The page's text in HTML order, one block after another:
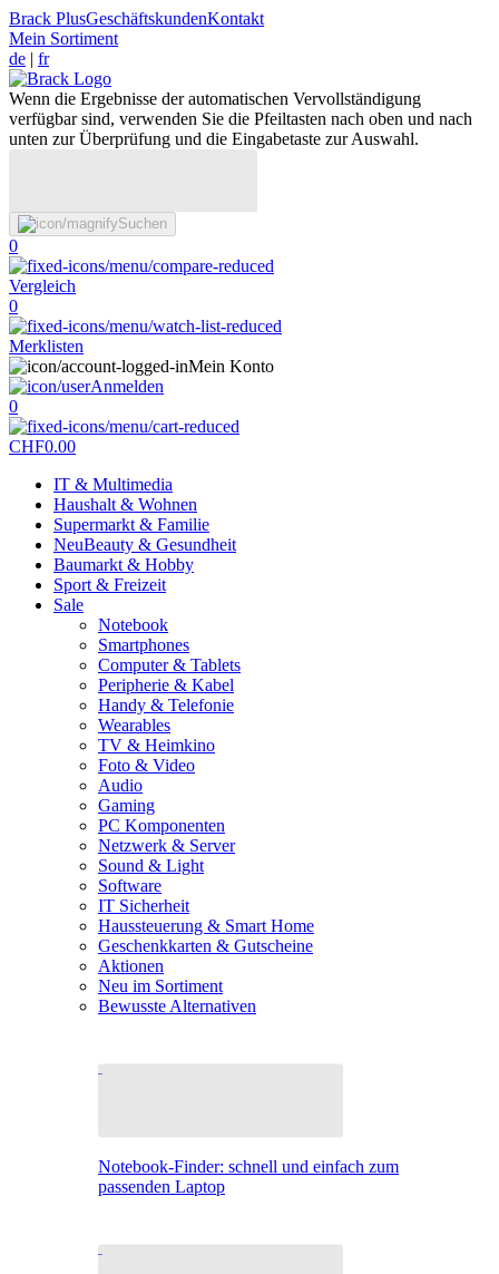
Brack PlusGeschäftskundenKontakt
Mein Sortiment
de | fr
Wenn die Ergebnisse der automatischen Vervollständigung
verfügbar sind, verwenden Sie die Pfeiltasten nach oben und nach
unten zur Überprüfung und die Eingabetaste zur Auswahl.
Suchen
0
Vergleich
0
Merklisten
Mein Konto
Anmelden
0
CHF0.00
IT & Multimedia
Haushalt & Wohnen
Supermarkt & Familie
NeuBeauty & Gesundheit
Baumarkt & Hobby
Sport & Freizeit
Sale
Notebook
Smartphones
Computer & Tablets
Peripherie & Kabel
Handy & Telefonie
Wearables
TV & Heimkino
Foto & Video
Audio
Gaming
PC Komponenten
Netzwerk & Server
Sound & Light
Software
IT Sicherheit
Haussteuerung & Smart Home
Geschenkkarten & Gutscheine
Aktionen
Neu im Sortiment
Bewusste Alternativen
Notebook-Finder: schnell und einfach zum
passenden Laptop